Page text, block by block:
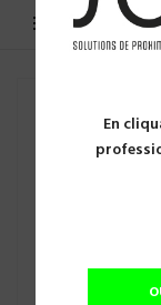
En
MENU